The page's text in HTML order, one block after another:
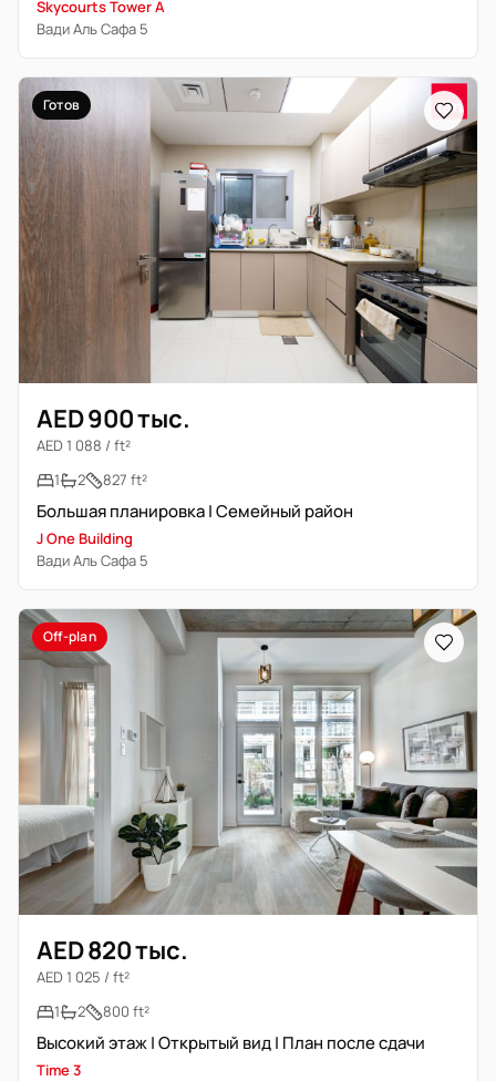
Skycourts Tower A
Вади Аль Сафа 5
Готов
AED 900 тыс.
AED 1 088 / ft²
1
2 827 ft²
Большая планировка | Семейный район
J One Building
Вади Аль Сафа 5
Off-plan
AED 820 тыс.
AED 1 025 / ft²
1
2 800 ft²
Высокий этаж | Открытый вид | План после сдачи
Time 3